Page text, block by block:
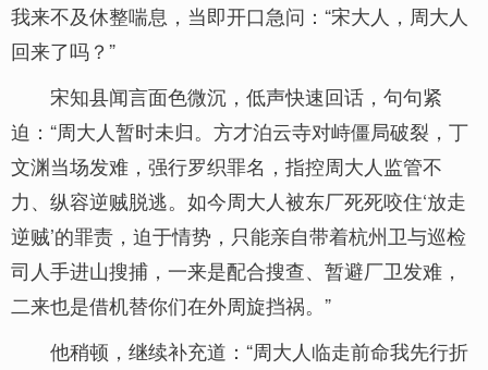
我来不及休整喘息，当即开口急问：“宋大人，周大人
回来了吗？”
宋知县闻言面色微沉，低声快速回话，句句紧
迫：“周大人暂时未归。方才泊云寺对峙僵局破裂，丁
文渊当场发难，强行罗织罪名，指控周大人监管不
力、纵容逆贼脱逃。如今周大人被东厂死死咬住‘放走
逆贼’的罪责，迫于情势，只能亲自带着杭州卫与巡检
司人手进山搜捕，一来是配合搜查、暂避厂卫发难，
二来也是借机替你们在外周旋挡祸。”
他稍顿，继续补充道：“周大人临走前命我先行折